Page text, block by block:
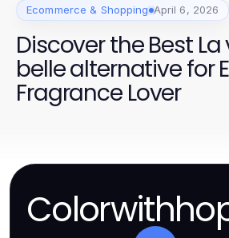
Ecommerce & Shopping April 6, 2026
Discover the Best La
belle alternative for
Fragrance Lover